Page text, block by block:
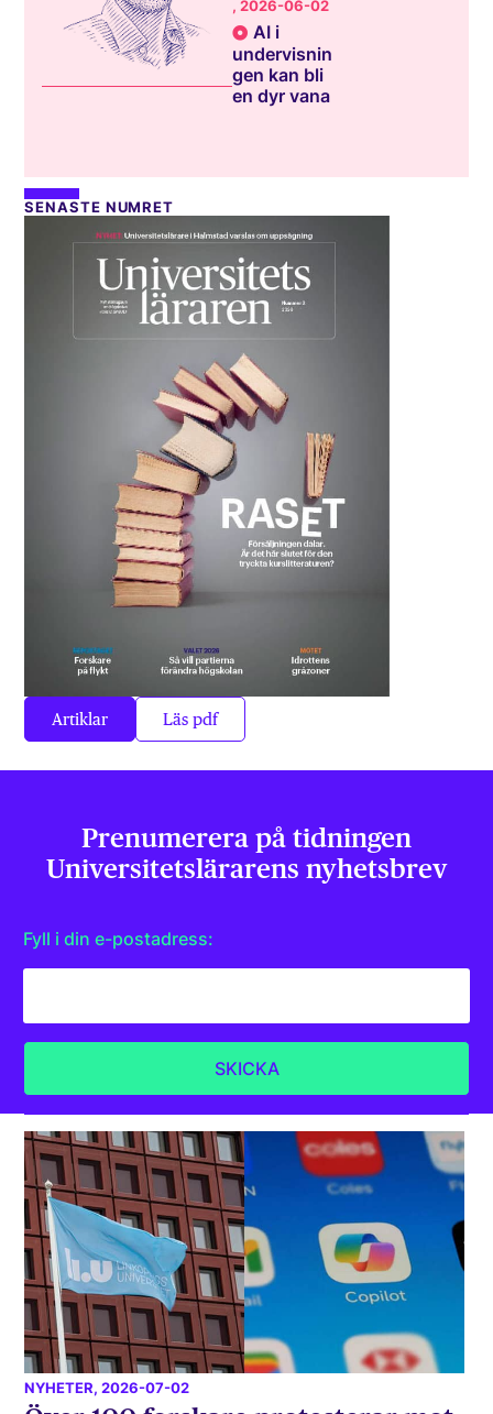
, 2026-06-02
AI i
undervisnin
gen kan bli
en dyr vana
SENASTE NUMRET
Artiklar Läs pdf
Prenumerera på tidningen
Universitets­lärarens nyhetsbrev
Fyll i din e-postadress:
NYHETER, 2026-07-02